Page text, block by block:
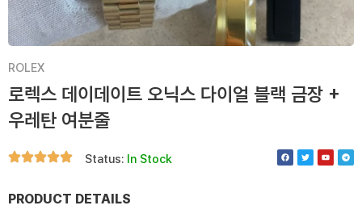
ROLEX
로렉스 데이데이트 오닉스 다이얼 블랙 금장 +
우레탄 여분줄
Status: In Stock
F
a
c
T
w
i
Y
o
u
T
e
l
PRODUCT DETAILS